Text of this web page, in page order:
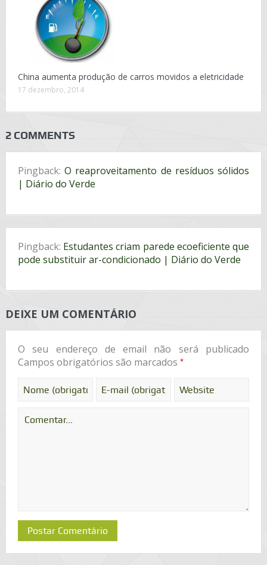
China aumenta produção de carros movidos a eletricidade
17 dezembro, 2014
2 COMMENTS
Pingback:O reaproveitamento de resíduos sólidos
| Diário do Verde
Pingback: Estudantes criam parede ecoeficiente que
pode substituir ar-condicionado | Diário do Verde
DEIXE UM COMENTÁRIO
O seu endereço de email não será publicado
Campos obrigatórios são marcados *